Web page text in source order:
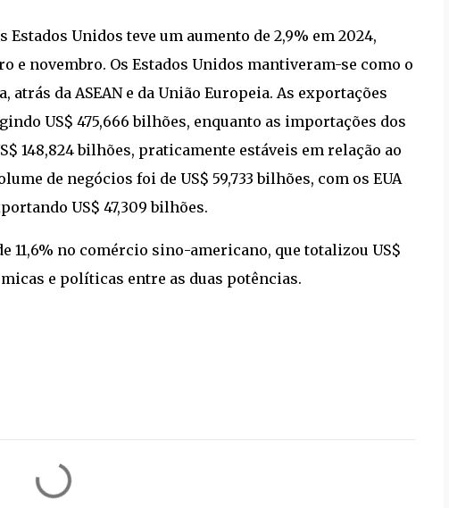
Unidos teve um aumento de 2,9% em 2024,
e novembro. Os Estados Unidos mantiveram-se como o
da ASEAN e da União Europeia. As exportações
US$ 475,666 bilhões, enquanto as importações dos
148,824 bilhões, praticamente estáveis em relação ao
de negócios foi de US$ 59,733 bilhões, com os EUA
US$ 47,309 bilhões.
11,6% no comércio sino-americano, que totalizou US$
e políticas entre as duas potências.